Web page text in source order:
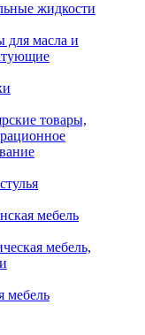
жидкости
масла и
товары,
мебель
мебель,
мебель